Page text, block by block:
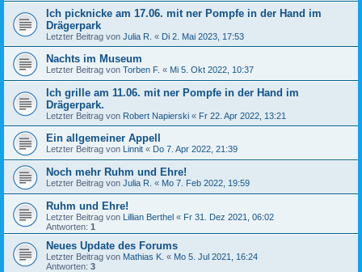
Ich picknicke am 17.06. mit ner Pompfe in der Hand im
Drägerpark
Letzter Beitrag von Julia R. « Di 2. Mai 2023, 17:53
Nachts im Museum
Letzter Beitrag von Torben F. « Mi 5. Okt 2022, 10:37
Ich grille am 11.06. mit ner Pompfe in der Hand im
Drägerpark.
Letzter Beitrag von Robert Napierski « Fr 22. Apr 2022, 13:21
Ein allgemeiner Appell
Letzter Beitrag von Linnit « Do 7. Apr 2022, 21:39
Noch mehr Ruhm und Ehre!
Letzter Beitrag von Julia R. « Mo 7. Feb 2022, 19:59
Ruhm und Ehre!
Letzter Beitrag von Lillian Berthel « Fr 31. Dez 2021, 06:02
Antworten: 1
Neues Update des Forums
Letzter Beitrag von Mathias K. « Mo 5. Jul 2021, 16:24
Antworten: 3